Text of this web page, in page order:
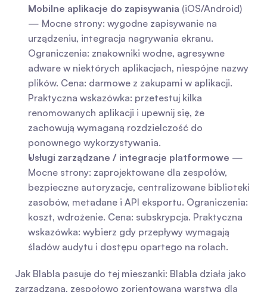
Mobilne aplikacje do zapisywania (iOS/Android)
— Mocne strony: wygodne zapisywanie na
urządzeniu, integracja nagrywania ekranu.
Ograniczenia: znakowniki wodne, agresywne
adware w niektórych aplikacjach, niespójne nazwy
plików. Cena: darmowe z zakupami w aplikacji.
Praktyczna wskazówka: przetestuj kilka
renomowanych aplikacji i upewnij się, że
zachowują wymaganą rozdzielczość do
ponownego wykorzystywania.
Usługi zarządzane / integracje platformowe —
Mocne strony: zaprojektowane dla zespołów,
bezpieczne autoryzacje, centralizowane biblioteki
zasobów, metadane i API eksportu. Ograniczenia:
koszt, wdrożenie. Cena: subskrypcja. Praktyczna
wskazówka: wybierz gdy przepływy wymagają
śladów audytu i dostępu opartego na rolach.
Jak Blabla pasuje do tej mieszanki: Blabla działa jako
zarządzana, zespołowo zorientowana warstwa dla